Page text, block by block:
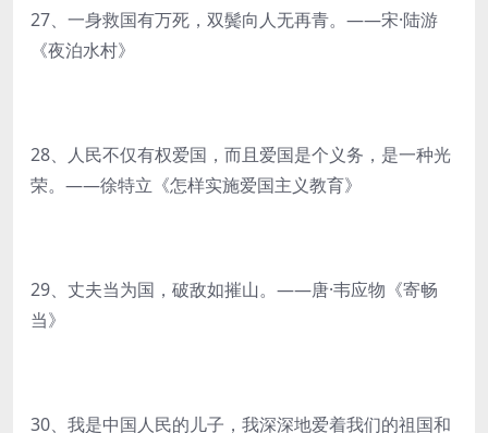
27、一身救国有万死，双鬓向人无再青。——宋·陆游
《夜泊水村》
28、人民不仅有权爱国，而且爱国是个义务，是一种光
荣。——徐特立《怎样实施爱国主义教育》
29、丈夫当为国，破敌如摧山。——唐·韦应物《寄畅
当》
30、我是中国人民的儿子，我深深地爱着我们的祖国和